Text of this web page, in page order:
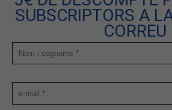
SUBSCRIPTORS A
CORREU